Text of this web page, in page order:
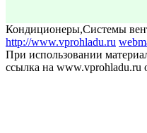
Кондиционеры,Системы
http://www.vprohladu.ru
При использовании
ссылка на www.vprohladu.ru